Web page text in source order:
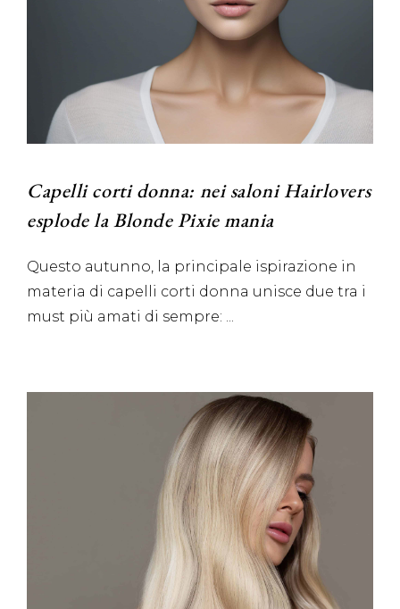
Capelli corti donna: nei saloni Hairlovers
esplode la Blonde Pixie mania
Questo autunno, la principale ispirazione in
materia di capelli corti donna unisce due tra i
must più amati di sempre: